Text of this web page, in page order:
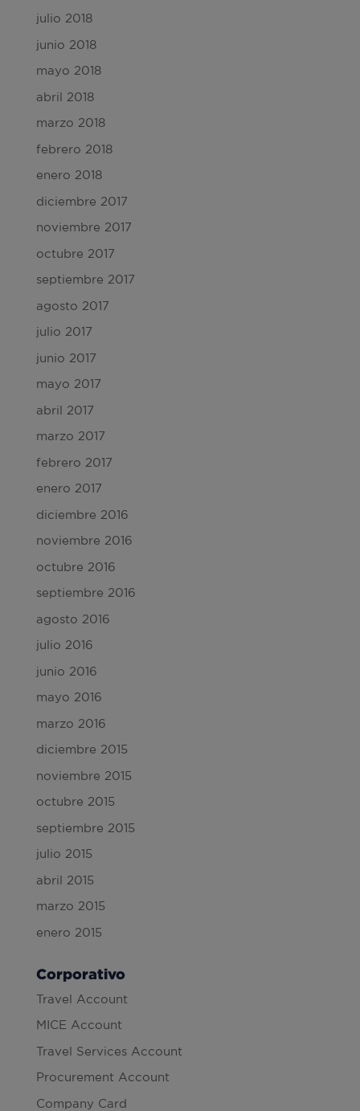
julio 2018
junio 2018
mayo 2018
abril 2018
marzo 2018
febrero 2018
enero 2018
diciembre 2017
noviembre 2017
octubre 2017
septiembre 2017
agosto 2017
julio 2017
junio 2017
mayo 2017
abril 2017
marzo 2017
febrero 2017
enero 2017
diciembre 2016
noviembre 2016
octubre 2016
septiembre 2016
agosto 2016
julio 2016
junio 2016
mayo 2016
marzo 2016
diciembre 2015
noviembre 2015
octubre 2015
septiembre 2015
julio 2015
abril 2015
marzo 2015
enero 2015
Corporativo
Travel Account
MICE Account
Travel Services Account
Procurement Account
Company Card